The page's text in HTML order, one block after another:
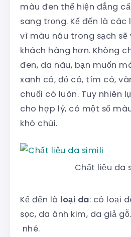
màu đen thể hiện đẳng
sang trọng. Kế đến là
vì màu nâu trong sạch sẽ
khách hàng hơn. Không
đen, da nâu, bạn muốn
xanh có, đỏ có, tím có,
chuối có luôn. Tuy nhiên
cho hợp lý, có một số
khó chùi.
Chất liệu da
Kế đến là loại da: có loại
sọc, da ánh kim, da giả
nhé.